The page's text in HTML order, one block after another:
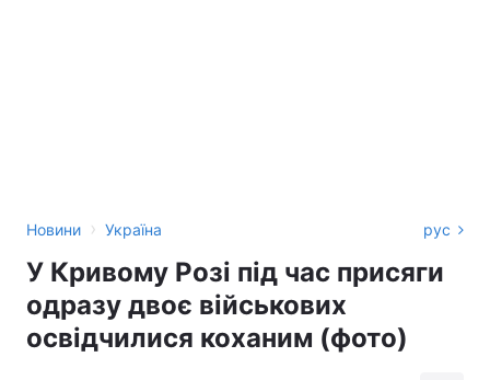
Новини › Україна рус
У Кривому Розі під час присяги
одразу двоє військових
освідчилися коханим (фото)